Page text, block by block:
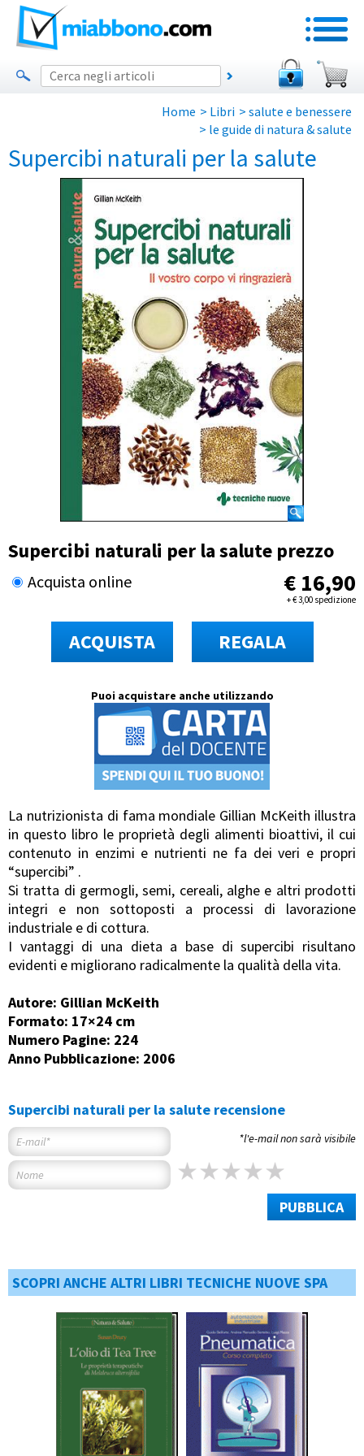
Home > Libri > salute e benessere
> le guide di natura & salute
Supercibi naturali per la salute
Supercibi naturali per la salute prezzo
Acquista online € 16,90
+€3,00 spedizione
ACQUISTA REGALA
Puoi acquistare anche utilizzando
La nutrizionista di fama mondiale Gillian McKeith illustra
in questo libro le proprietà degli alimenti bioattivi, il cui
contenuto in enzimi e nutrienti ne fa dei veri e propri
“supercibi” .
Si tratta di germogli, semi, cereali, alghe e altri prodotti
integri e non sottoposti a processi di lavorazione
industriale e di cottura.
I vantaggi di una dieta a base di supercibi risultano
evidenti e migliorano radicalmente la qualità della vita.
Autore: Gillian McKeith
Formato: 17×24 cm
Numero Pagine: 224
Anno Pubblicazione: 2006
Supercibi naturali per la salute recensione
*l'e-mail non sarà visibile
PUBBLICA
SCOPRI ANCHE ALTRI LIBRI TECNICHE NUOVE SPA